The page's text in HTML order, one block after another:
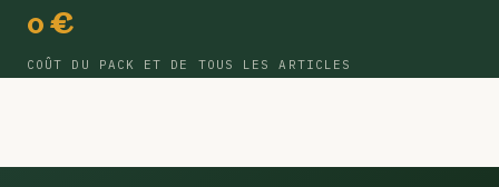
0 €
COÛT DU PACK ET DE TOUS LES ARTICLES